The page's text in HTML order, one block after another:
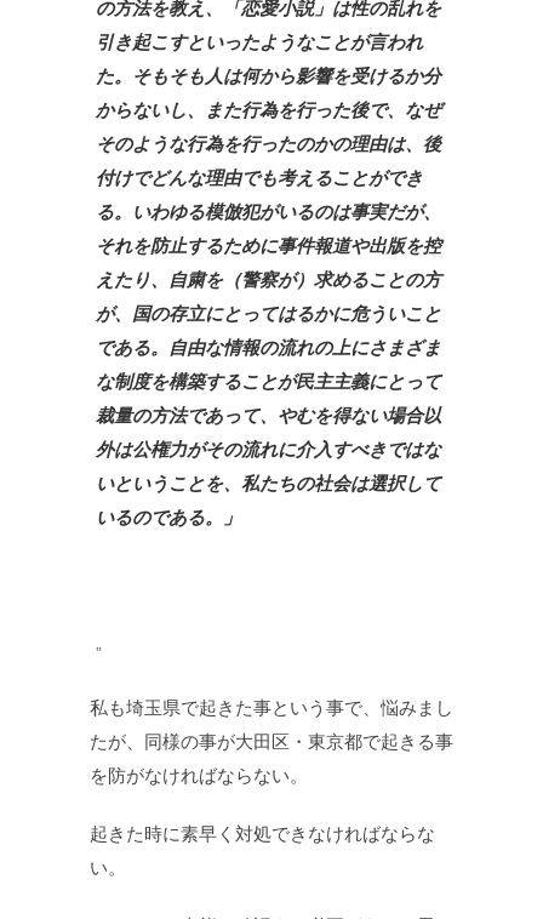
の方法を教え、「恋愛小説」は性の乱れを
引き起こすといったようなことが言われ
た。そもそも人は何から影響を受けるか分
からないし、また行為を行った後で、なぜ
そのような行為を行ったのかの理由は、後
付けでどんな理由でも考えることができ
る。いわゆる模倣犯がいるのは事実だが、
それを防止するために事件報道や出版を控
えたり、自粛を（警察が）求めることの方
が、国の存立にとってはるかに危ういこと
である。自由な情報の流れの上にさまざま
な制度を構築することが民主主義にとって
裁量の方法であって、やむを得ない場合以
外は公権力がその流れに介入すべきではな
いということを、私たちの社会は選択して
いるのである。」
私も埼玉県で起きた事という事で、悩みまし
たが、同様の事が大田区・東京都で起きる事
を防がなければならない。
起きた時に素早く対処できなければならな
い。